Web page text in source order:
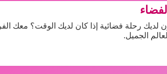
لديك رحلة فضائية إذا كان لديك الوقت؟ معك
الجميل.